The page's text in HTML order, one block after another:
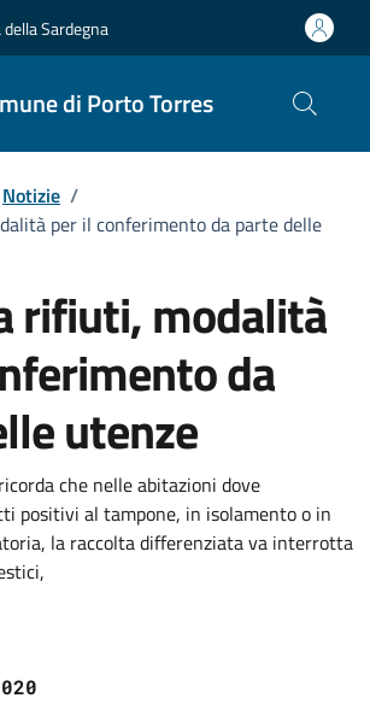
Sardegna
di Porto Torres
Notizie /
per il conferimento da parte delle
rifiuti, modalità
da
utenze
notizia
che nelle abitazioni dove
positivi al tampone, in isolamento o in
la raccolta differenziata va interrotta